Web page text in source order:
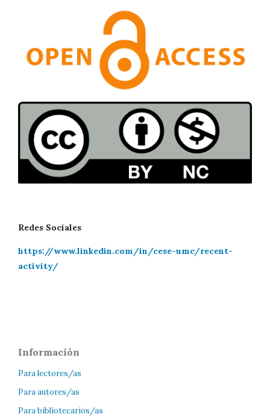
Redes Sociales
https://www.linkedin.com/in/cese-umc/recent-
activity/
Información
Para lectores/as
Para autores/as
Para bibliotecarios/as